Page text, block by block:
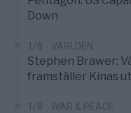
Down
1/8 VÄRLDEN
Stephen Brawer:
framställer Kinas
1/8 WAR & PEACE